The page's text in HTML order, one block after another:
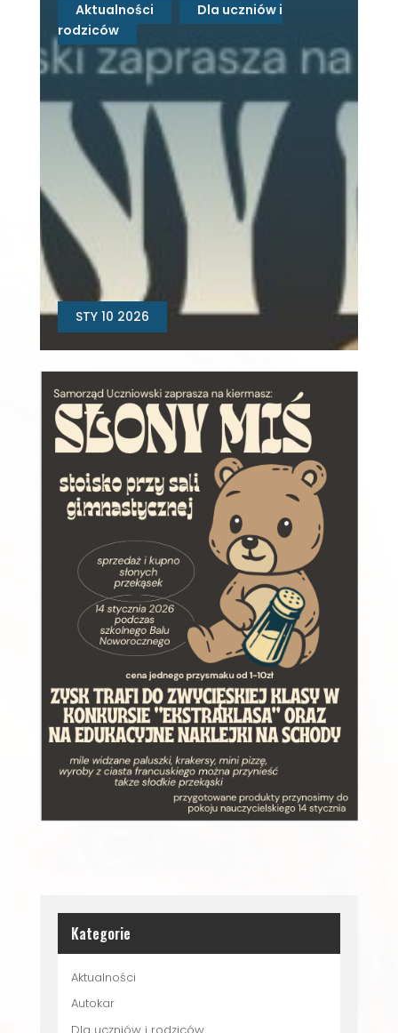
STY 10 2026
Aktualności
Dla uczniów i
rodziców
Kategorie
Aktualności
Autokar
Dla uczniów i rodziców